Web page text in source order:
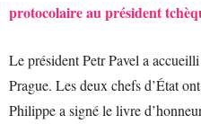
protocolaire au président
Le président Petr Pavel a
Prague. Les deux chefs d’État
Philippe a signé le livre